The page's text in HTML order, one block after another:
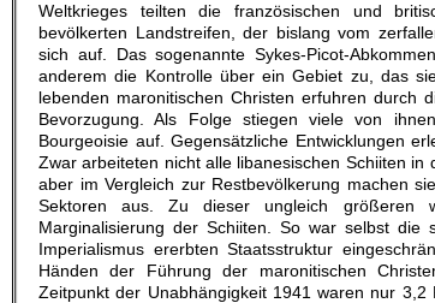
Weltkrieges teilten die französischen und
bevölkerten Landstreifen, der bislang vom
sich auf. Das sogenannte Sykes-Picot-
anderem die Kontrolle über ein Gebiet zu, das
lebenden maronitischen Christen erfuhren durch
Bevorzugung. Als Folge stiegen viele von
Bourgeoisie auf. Gegensätzliche Entwicklungen
Zwar arbeiteten nicht alle libanesischen Schiiten
aber im Vergleich zur Restbevölkerung machen
Sektoren aus. Zu dieser ungleich größeren
Marginalisierung der Schiiten. So war selbst die
Imperialismus ererbten Staatsstruktur
Händen der Führung der maronitischen
Zeitpunkt der Unabhängigkeit 1941 waren nur